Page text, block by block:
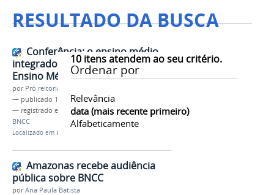
RESULTADO DA BUSCA
10itens atendem ao seu critério.
Ordenar por
Relevância
data (mais recente primeiro)
Alfabeticamente
Conferência: o ensino médio
integrado diante da Reforma do
Ensino Médio e BNCC – como fica?
por Pró reitoria de Ensino
— publicado 17/07/2017
— registrado em:
notici, ensino médio integrado,
BNCC
Localizado em PRÓ-REITORIAS
Amazonas recebe audiência
pública sobre BNCC
porAna Paula Batista